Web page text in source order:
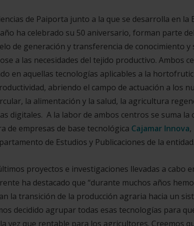
de Paiporta junto a la que se desarrolla en la
año ha celebrado su 50 aniversario, forman parte del
de generación y transferencia de conocimiento
a las necesidades del tejido productivo. Ambos
en aquellas tecnologías aplicables a la
abriendo el campo de actuación a los
la alimentación y la salud, la agricultura
digitales. A la labor de ambos centros se suma la
de empresas de base tecnológica Cajamar Innova,
de Estudios y Publicaciones de la entidad.
proyectos e investigaciones llevadas a cabo
ha destacado que “durante muchos años
la transición de la producción agraria hacia un
decidido agrupar todas esas tecnologías para
vez que rentable para los agricultores. Creemos